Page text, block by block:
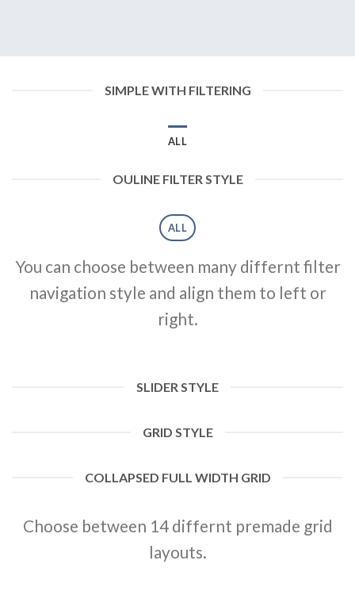
SIMPLE WITH FILTERING
ALL
OULINE FILTER STYLE
ALL
You can choose between many differnt filter
navigation style and align them to left or
right.
SLIDER STYLE
GRID STYLE
COLLAPSED FULL WIDTH GRID
Choose between 14 differnt premade grid
layouts.